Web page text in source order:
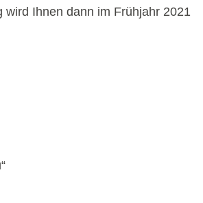
Ihnen dann im Frühjahr 2021